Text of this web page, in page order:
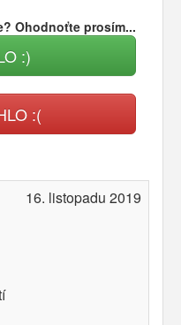
Ohodnoťte prosím...
:)
:(
16. listopadu 2019